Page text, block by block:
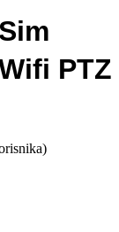
PTZ